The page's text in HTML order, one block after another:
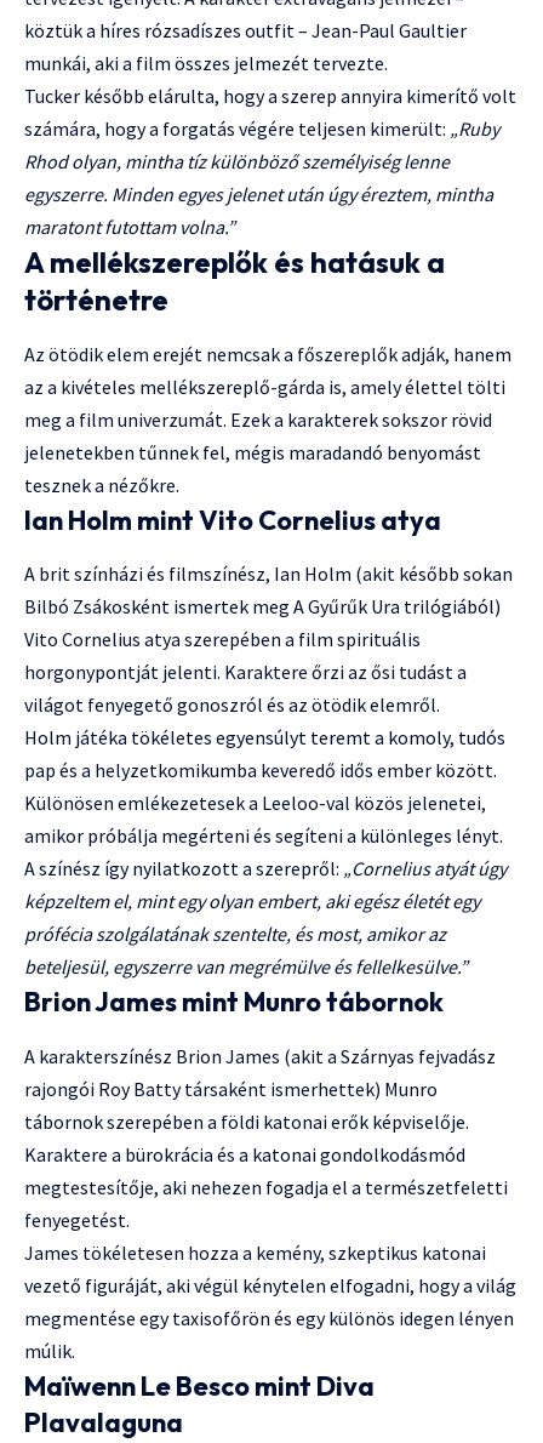
köztük a híres rózsadíszes outfit – Jean-Paul Gaultier
munkái, aki a film összes jelmezét tervezte.
Tucker később elárulta, hogy a szerep annyira kimerítő volt
számára, hogy a forgatás végére teljesen kimerült: „Ruby
Rhod olyan, mintha tíz különböző személyiség lenne
egyszerre. Minden egyes jelenet után úgy éreztem, mintha
maratont futottam volna.”
A mellékszereplők és hatásuk a
történetre
Az ötödik elem erejét nemcsak a főszereplők adják, hanem
az a kivételes mellékszereplő-gárda is, amely élettel tölti
meg a film univerzumát. Ezek a karakterek sokszor rövid
jelenetekben tűnnek fel, mégis maradandó benyomást
tesznek a nézőkre.
Ian Holm mint Vito Cornelius atya
A brit színházi és filmszínész, Ian Holm (akit később sokan
Bilbó Zsákosként ismertek meg A Gyűrűk Ura trilógiából)
Vito Cornelius atya szerepében a film spirituális
horgonypontját jelenti. Karaktere őrzi az ősi tudást a
világot fenyegető gonoszról és az ötödik elemről.
Holm játéka tökéletes egyensúlyt teremt a komoly, tudós
pap és a helyzetkomikumba keveredő idős ember között.
Különösen emlékezetesek a Leeloo-val közös jelenetei,
amikor próbálja megérteni és segíteni a különleges lényt.
A színész így nyilatkozott a szerepről: „Cornelius atyát úgy
képzeltem el, mint egy olyan embert, aki egész életét egy
prófécia szolgálatának szentelte, és most, amikor az
beteljesül, egyszerre van megrémülve és fellelkesülve.”
Brion James mint Munro tábornok
A karakterszínész Brion James (akit a Szárnyas fejvadász
rajongói Roy Batty társaként ismerhettek) Munro
tábornok szerepében a földi katonai erők képviselője.
Karaktere a bürokrácia és a katonai gondolkodásmód
megtestesítője, aki nehezen fogadja el a természetfeletti
fenyegetést.
James tökéletesen hozza a kemény, szkeptikus katonai
vezető figuráját, aki végül kénytelen elfogadni, hogy a világ
megmentése egy taxisofőrön és egy különös idegen lényen
múlik.
Maïwenn Le Besco mint Diva
Plavalaguna